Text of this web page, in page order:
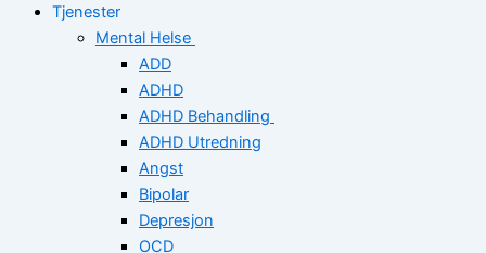
Tjenester
Mental Helse
ADD
ADHD
ADHD Behandling
ADHD Utredning
Angst
Bipolar
Depresjon
OCD